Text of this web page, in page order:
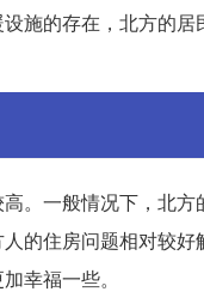
施的存在，北方的居
。一般情况下，北方
的住房问题相对较好
幸福一些。